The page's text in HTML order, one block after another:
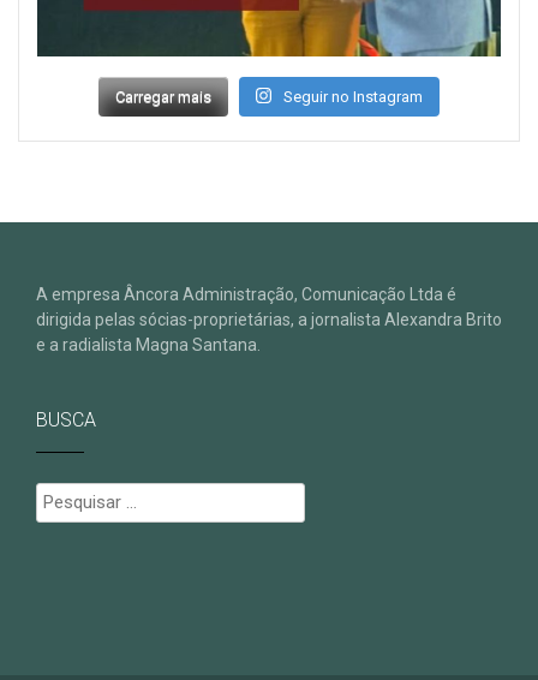
Carregar mais Seguir no Instagram
A empresa Âncora Administração, Comunicação Ltda é
dirigida pelas sócias-proprietárias, a jornalista Alexandra Brito
e a radialista Magna Santana.
BUSCA
Pesquisar
por: